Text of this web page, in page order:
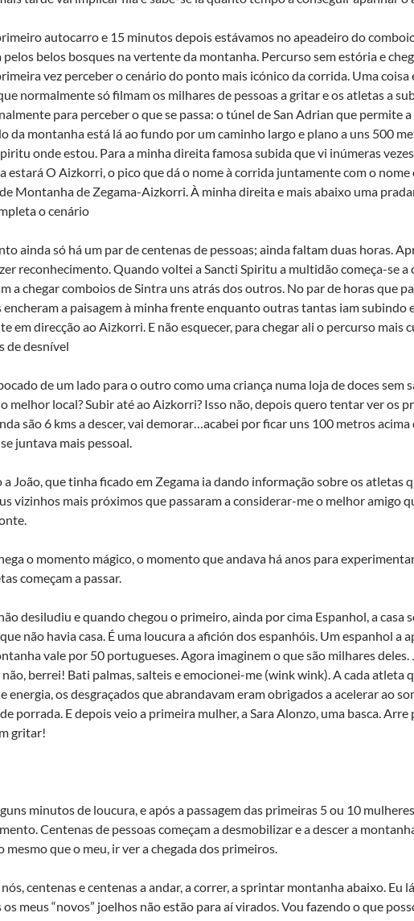
autocarro e 15 minutos depois estávamos no apeadeiro do
pelos belos bosques na vertente da montanha. Percurso sem estória e
vez perceber o cenário do ponto mais icónico da corrida. Uma coisa
normalmente só filmam os milhares de pessoas a gritar e os atletas a
para perceber o que se passa: o túnel de San Adrian que permite a
da montanha está lá ao fundo por um caminho largo e plano a uns 500
onde estou. Para a minha direita famosa subida que vi inúmeras
estará O Aizkorri, o pico que dá o nome à corrida juntamente com o nome
Montanha de Zegama-Aizkorri. À minha direita e mais abaixo uma
o cenário
ainda só há um par de centenas de pessoas; ainda faltam duas horas.
reconhecimento. Quando voltei a Sancti Spiritu a multidão começa-se a
a chegar comboios de Sintra uns atrás dos outros. No par de horas que
encheram a paisagem à minha frente enquanto outras tantas iam subindo
em direcção ao Aizkorri. E não esquecer, para chegar ali o percurso mais
de desnível
de um lado para o outro como uma criança numa loja de doces sem
melhor local? Subir até ao Aizkorri? Isso não, depois quero tentar ver os
são 6 kms a descer, vai demorar…acabei por ficar uns 100 metros acima
juntava mais pessoal.
João, que tinha ficado em Zegama ia dando informação sobre os atletas
vizinhos mais próximos que passaram a considerar-me o melhor amigo
o momento mágico, o momento que andava há anos para
começam a passar.
desiludiu e quando chegou o primeiro, ainda por cima Espanhol, a casa
não havia casa. É uma loucura a afición dos espanhóis. Um espanhol a
vale por 50 portugueses. Agora imaginem o que são milhares deles.
berrei! Bati palmas, salteis e emocionei-me (wink wink). A cada atleta
energia, os desgraçados que abrandavam eram obrigados a acelerar ao
de porrada. E depois veio a primeira mulher, a Sara Alonzo, uma basca.
gritar!
minutos de loucura, e após a passagem das primeiras 5 ou 10
Centenas de pessoas começam a desmobilizar e a descer a
mesmo que o meu, ir ver a chegada dos primeiros.
nós, centenas e centenas a andar, a correr, a sprintar montanha abaixo. Eu
os meus “novos” joelhos não estão para aí virados. Vou fazendo o que